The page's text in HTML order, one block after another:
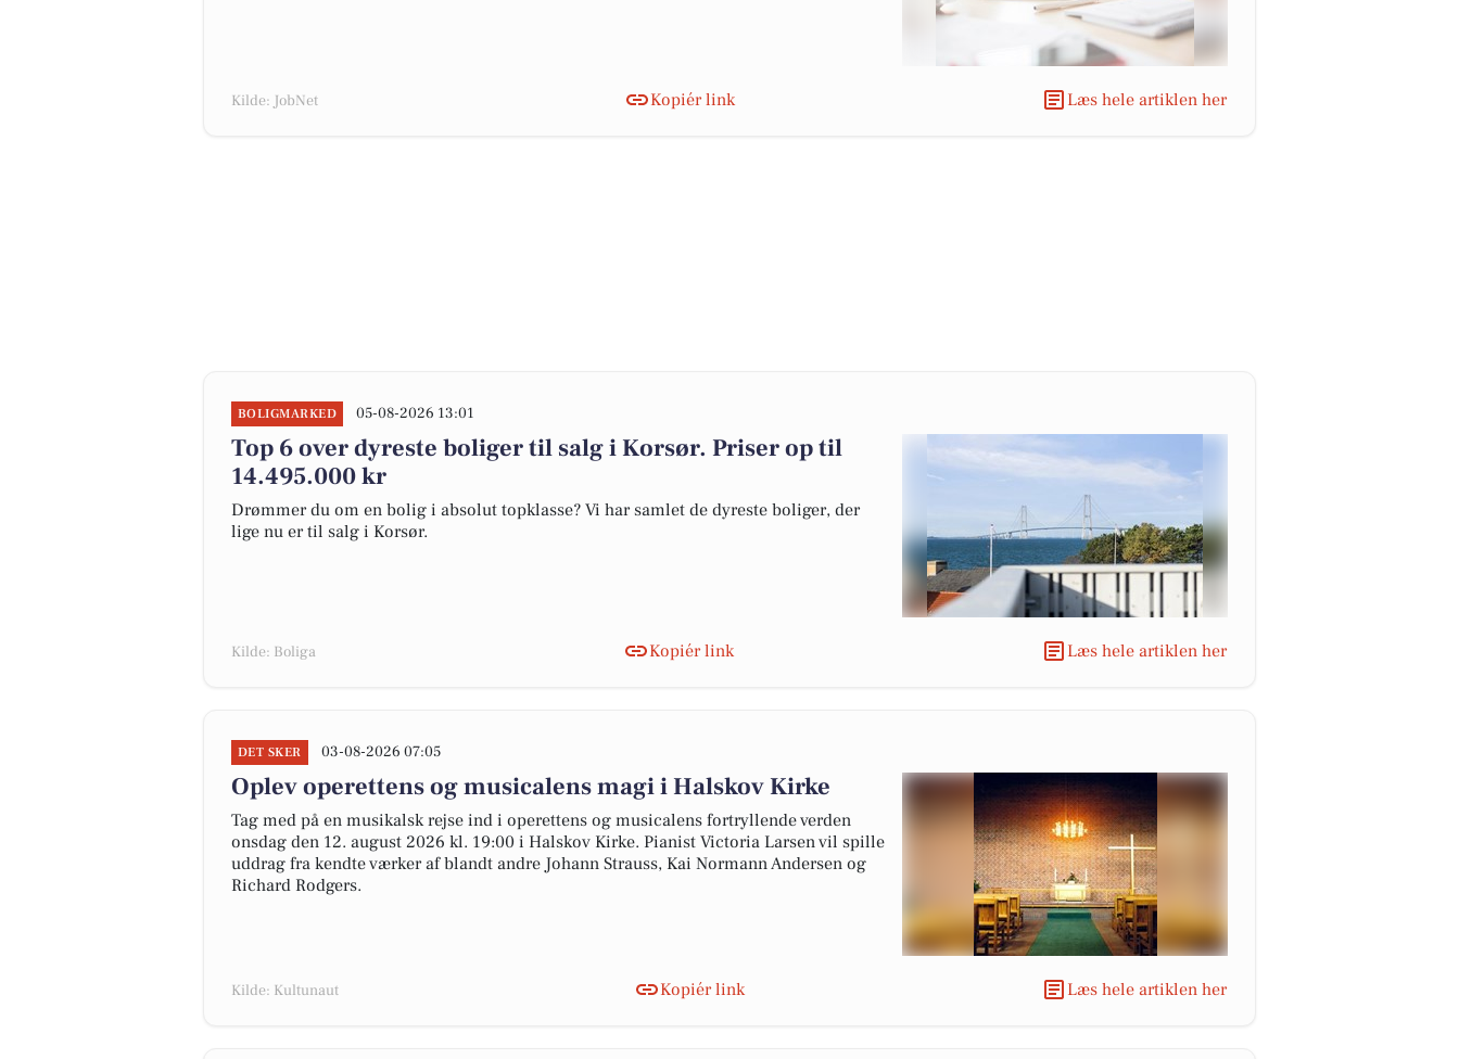
Kilde: JobNet Kopiér link Læs hele artiklen her
BOLIGMARKED 05-08-2026 13:01
Top 6 over dyreste boliger til salg i Korsør. Priser op til
14.495.000 kr
Drømmer du om en bolig i absolut topklasse? Vi har samlet de dyreste boliger, der
lige nu er til salg i Korsør.
Kilde: Boliga Kopiér link Læs hele artiklen her
DET SKER 03-08-2026 07:05
Oplev operettens og musicalens magi i Halskov Kirke
Tag med på en musikalsk rejse ind i operettens og musicalens fortryllende verden
onsdag den 12. august 2026 kl. 19:00 i Halskov Kirke. Pianist Victoria Larsen vil spille
uddrag fra kendte værker af blandt andre Johann Strauss, Kai Normann Andersen og
Richard Rodgers.
Kilde: Kultunaut Kopiér link Læs hele artiklen her